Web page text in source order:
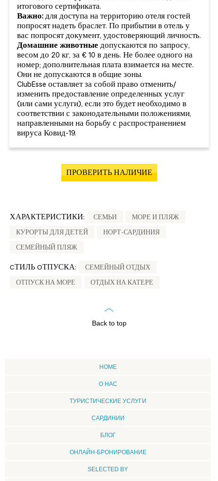
итогового сертификата.
Важно: для доступа на территорию отеля гостей
попросят надеть браслет. По прибытии в отель у
вас попросят документ, удостоверяющий личность.
Домашние животные допускаются по запросу,
весом до 20 кг, за € 10 в день. Не более одного на
номер; дополнительная плата взимается на месте.
Они не допускаются в общие зоны.
ClubEsse оставляет за собой право отменить/
изменить предоставление определенных услуг
(или сами услуги), если это будет необходимо в
соответствии с законодательными положениями,
направленными на борьбу с распространением
вируса Ковид-19.
ПРОВЕРИТЬ НАЛИЧИЕ
ХАРАКТЕРИСТИКИ: СЕМЬИ МОРЕ И ПЛЯЖ
КУРОРТЫ ДЛЯ ДЕТЕЙ НОРТ-САРДИНИЯ
СЕМЕЙНЫЙ ПЛЯЖ
CТИЛЬ OТПУСКА: СЕМЕЙНЫЙ ОТДЫХ
ОТПУСК НА МОРЕ ОТДЫХ НА КАТЕРЕ
Back to top
HOME
О НАС
ТУРИСТИЧЕСКИЕ УСЛУГИ
CАРДИНИИ
БЛОГ
ОНЛАЙН-БРОНИРОВАНИЕ
SELECTED BY